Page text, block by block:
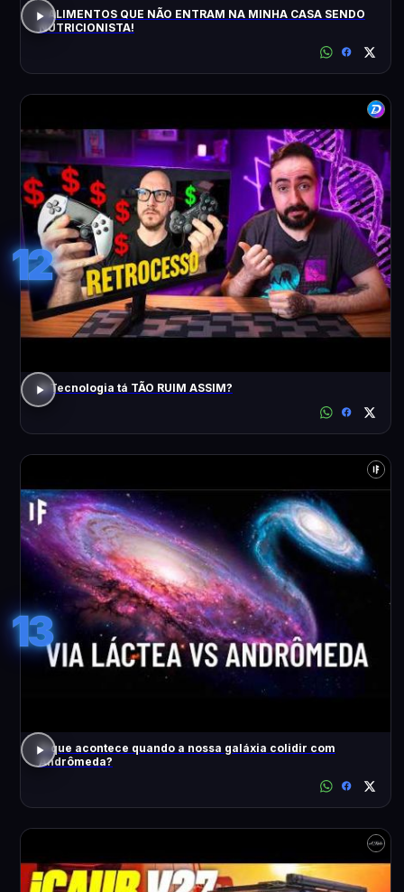
5 ALIMENTOS QUE NÃO ENTRAM NA MINHA CASA SENDO
NUTRICIONISTA!
12
A Tecnologia tá TÃO RUIM ASSIM?
13
O que acontece quando a nossa galáxia colidir com
Andrômeda?